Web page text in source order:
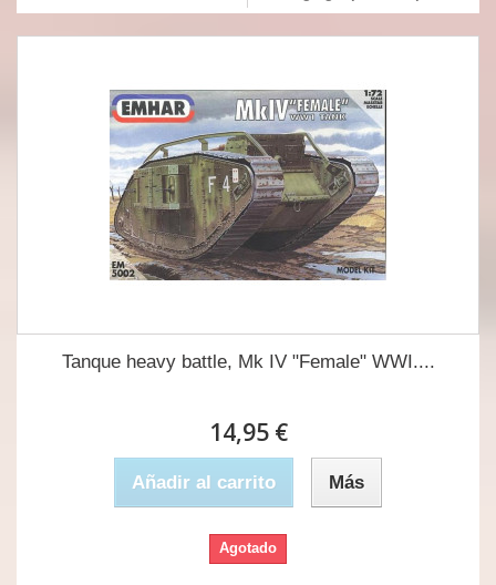
Tanque heavy battle, Mk IV "Female" WWI....
14,95 €
Añadir al carrito Más
Agotado